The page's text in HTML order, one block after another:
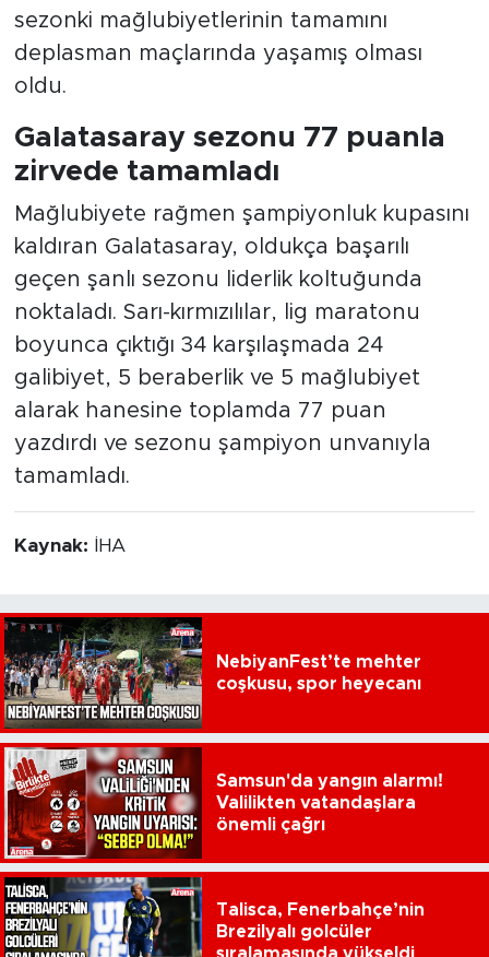
sezonki mağlubiyetlerinin tamamını
deplasman maçlarında yaşamış olması
oldu.
Galatasaray sezonu 77 puanla
zirvede tamamladı
Mağlubiyete rağmen şampiyonluk kupasını
kaldıran Galatasaray, oldukça başarılı
geçen şanlı sezonu liderlik koltuğunda
noktaladı. Sarı-kırmızılılar, lig maratonu
boyunca çıktığı 34 karşılaşmada 24
galibiyet, 5 beraberlik ve 5 mağlubiyet
alarak hanesine toplamda 77 puan
yazdırdı ve sezonu şampiyon unvanıyla
tamamladı.
Kaynak: İHA
NebiyanFest’te mehter
coşkusu, spor heyecanı
Samsun'da yangın alarmı!
Valilikten vatandaşlara
önemli çağrı
Talisca, Fenerbahçe’nin
Brezilyalı golcüler